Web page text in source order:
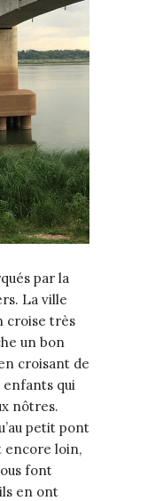
par la
La ville
croise très
un bon
croisant de
enfants qui
nôtres.
petit pont
encore loin,
font
en ont